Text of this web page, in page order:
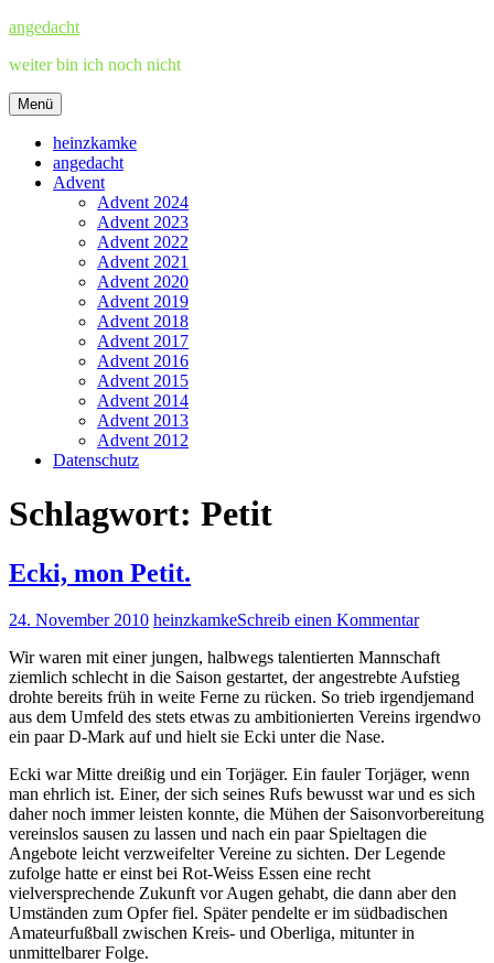
Zum
springen
angedacht
weiter bin ich noch nicht
Menü
heinzkamke
angedacht
Advent
Advent 2024
Advent 2023
Advent 2022
Advent 2021
Advent 2020
Advent 2019
Advent 2018
Advent 2017
Advent 2016
Advent 2015
Advent 2014
Advent 2013
Advent 2012
Datenschutz
Schlagwort: Petit
Ecki, mon Petit.
24. November 2010 heinzkamkeSchreib einen Kommentar
Wir waren mit einer jungen, halbwegs talentierten Mannschaft
ziemlich schlecht in die Saison gestartet, der angestrebte Aufstieg
drohte bereits früh in weite Ferne zu rücken. So trieb irgendjemand
aus dem Umfeld des stets etwas zu ambitionierten Vereins irgendwo
ein paar D-Mark auf und hielt sie Ecki unter die Nase.
Ecki war Mitte dreißig und ein Torjäger. Ein fauler Torjäger, wenn
man ehrlich ist. Einer, der sich seines Rufs bewusst war und es sich
daher noch immer leisten konnte, die Mühen der Saisonvorbereitung
vereinslos sausen zu lassen und nach ein paar Spieltagen die
Angebote leicht verzweifelter Vereine zu sichten. Der Legende
zufolge hatte er einst bei Rot-Weiss Essen eine recht
vielversprechende Zukunft vor Augen gehabt, die dann aber den
Umständen zum Opfer fiel. Später pendelte er im südbadischen
Amateurfußball zwischen Kreis- und Oberliga, mitunter in
unmittelbarer Folge.